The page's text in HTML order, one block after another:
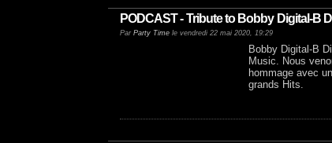
PODCAST - Tribute to Bobby Digital-B
Par Party Time le vendredi 22 mai 2020, 19:29
Bobby Digital-B
Music. Nous
hommage avec
grands Hits.